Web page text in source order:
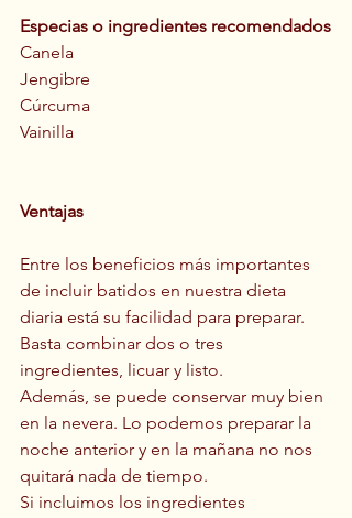
Especias o ingredientes recomendados
Canela
Jengibre
Cúrcuma
Vainilla
Ventajas
Entre los beneficios más importantes
de incluir batidos en nuestra dieta
diaria está su facilidad para preparar.
Basta combinar dos o tres
ingredientes, licuar y listo.
Además, se puede conservar muy bien
en la nevera. Lo podemos preparar la
noche anterior y en la mañana no nos
quitará nada de tiempo.
Si incluimos los ingredientes